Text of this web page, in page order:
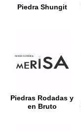
Piedra Shungit
Piedras Rodadas y
en Bruto